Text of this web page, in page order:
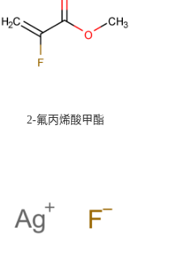
2-氟丙烯酸甲酯